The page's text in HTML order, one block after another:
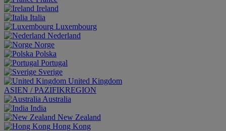
Ireland
Italia
Luxembourg
Nederland
Norge
Polska
Portugal
Sverige
United Kingdom
ASIEN / PAZIFIKREGION
Australia
India
New Zealand
Hong Kong